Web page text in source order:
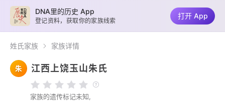
姓氏家族 家族详情
朱 江西上饶玉山朱氏
家族的遗传标记未知,
DNA里的历史 App
登记资料，获取你的家族线索
打开 App